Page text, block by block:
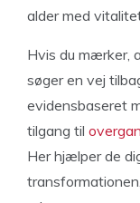
alder med
Hvis du mærker,
søger en vej
evidensbaseret
tilgang til
Her hjælper de